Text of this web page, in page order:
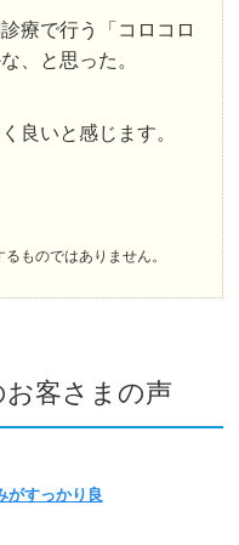
療で行う「コロコロ
、と思った。
良いと感じます。
ものではありません。
お客さまの声
がすっかり良